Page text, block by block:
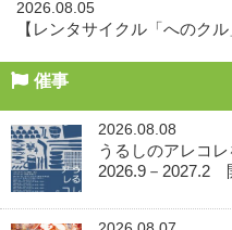
2026.08.05
【レンタサイクル「へのク
催事
2026.08.08
うるしのアレコ
2026.9－2027.2